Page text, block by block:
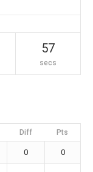
56
secs
Diff Pts
0 0